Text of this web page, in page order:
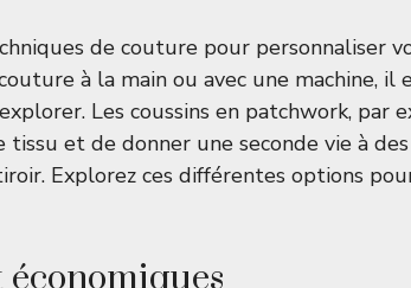
de couture pour personnaliser
à la main ou avec une machine,
Les coussins en patchwork, par
tissu et de donner une seconde vie à
Explorez ces différentes options